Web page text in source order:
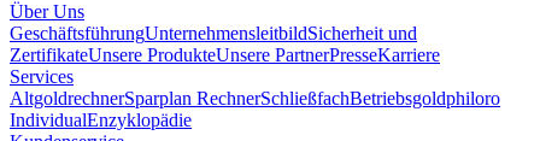
Über Uns
GeschäftsführungUnternehmensleitbildSicherheit und
ZertifikateUnsere ProdukteUnsere PartnerPresseKarriere
Services
AltgoldrechnerSparplan RechnerSchließfachBetriebsgoldphiloro
IndividualEnzyklopädie